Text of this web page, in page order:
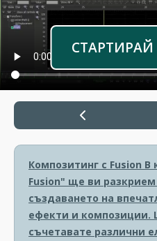
СТАРТИРАЙ
Композитинг с Fusion В
Fusion" ще ви
създаването на
ефекти и композиции.
съчетавате различни